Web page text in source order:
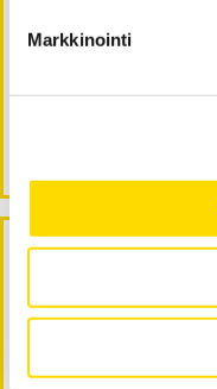
Markkinointi
Revolutionising
Future